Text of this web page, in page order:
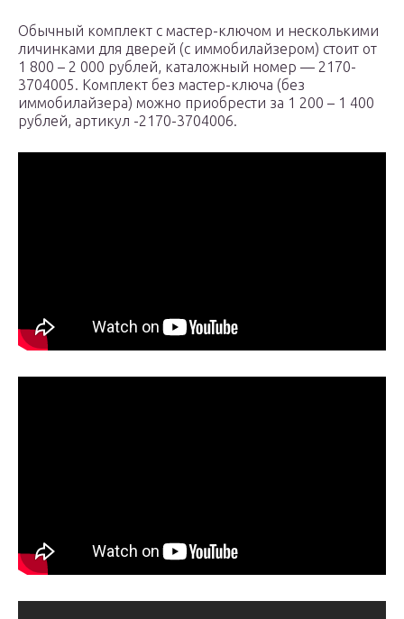
Обычный комплект с мастер-ключом и несколькими
личинками для дверей (с иммобилайзером) стоит от
1 800 – 2 000 рублей, каталожный номер — 2170-
3704005. Комплект без мастер-ключа (без
иммобилайзера) можно приобрести за 1 200 – 1 400
рублей, артикул -2170-3704006.